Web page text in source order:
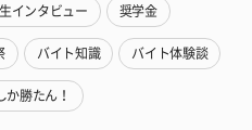
インタビュー 奨学金
バイト知識 バイト体験談
か勝たん！